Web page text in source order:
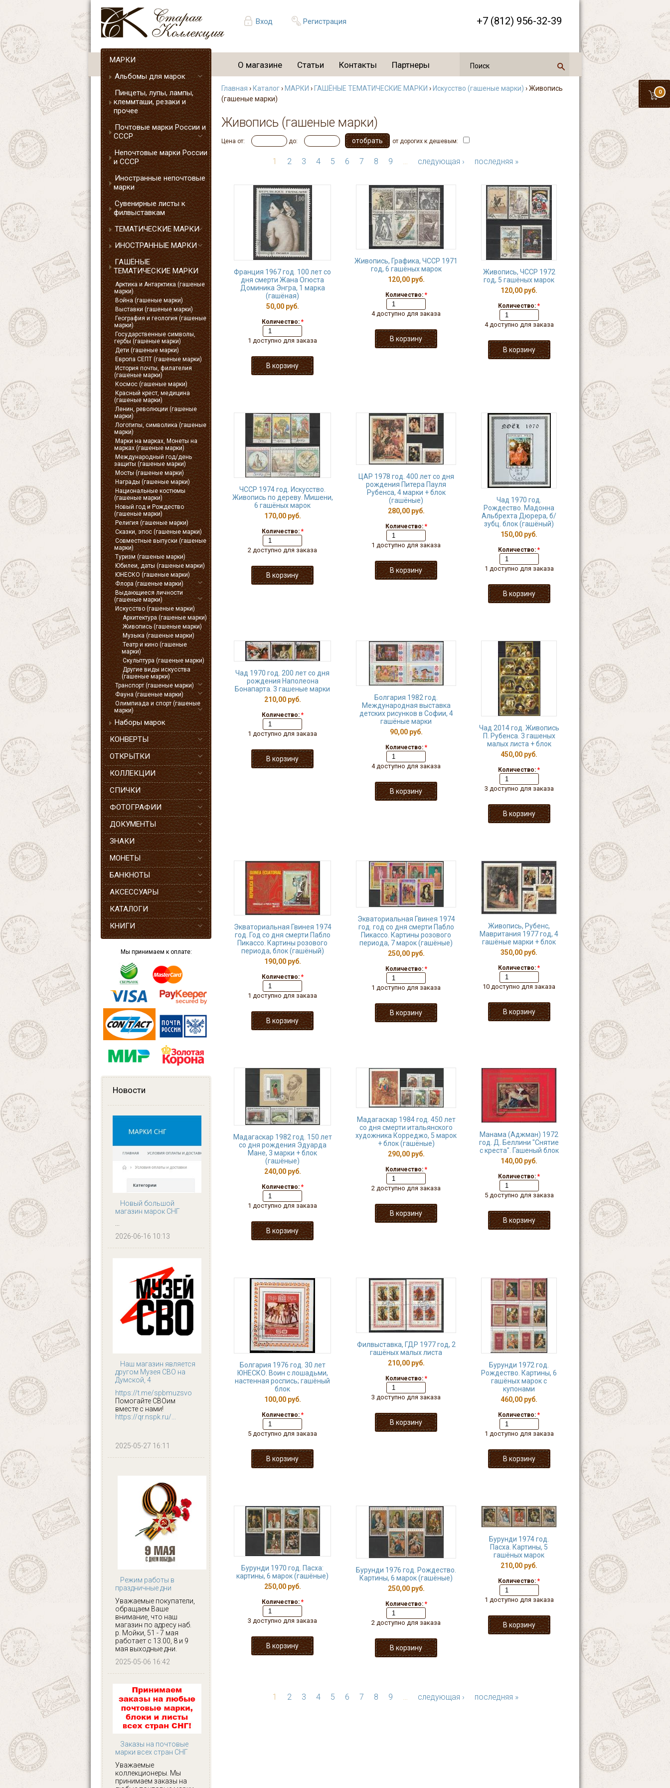
Вход Регистрация +7 (812) 956-32-39
0
О магазине Статьи Контакты Партнеры
МАРКИ
Альбомы для марок
Пинцеты, лупы, лампы,
клеммташи, резаки и
прочее
Почтовые марки России и
СССР
Непочтовые марки России
и СССР
Иностранные непочтовые
марки
Сувенирные листы к
филвыставкам
ТЕМАТИЧЕСКИЕ МАРКИ
ИНОСТРАННЫЕ МАРКИ
ГАШЁНЫЕ
ТЕМАТИЧЕСКИЕ МАРКИ
Арктика и Антарктика (гашеные
марки)
Война (гашеные марки)
Выставки (гашеные марки)
География и геология (гашеные
марки)
Государственные символы,
гербы (гашеные марки)
Дети (гашеные марки)
Европа СЕПТ (гашеные марки)
История почты, филателия
(гашеные марки)
Космос (гашеные марки)
Красный крест, медицина
(гашеные марки)
Ленин, революции (гашеные
марки)
Логотипы, символика (гашеные
марки)
Марки на марках, Монеты на
марках (гашеные марки)
Международный год/день
защиты (гашеные марки)
Мосты (гашеные марки)
Награды (гашеные марки)
Национальные костюмы
(гашеные марки)
Новый год и Рождество
(гашеные марки)
Религия (гашеные марки)
Сказки, эпос (гашеные марки)
Совместные выпуски (гашеные
марки)
Туризм (гашеные марки)
Юбилеи, даты (гашеные марки)
ЮНЕСКО (гашеные марки)
Флора (гашеные марки)
Выдающиеся личности
(гашеные марки)
Искусство (гашеные марки)
Архитектура (гашеные марки)
Живопись (гашеные марки)
Музыка (гашеные марки)
Театр и кино (гашеные
марки)
Скульптура (гашеные марки)
Другие виды искусства
(гашеные марки)
Транспорт (гашеные марки)
Фауна (гашеные марки)
Олимпиада и спорт (гашеные
марки)
Наборы марок
КОНВЕРТЫ
ОТКРЫТКИ
КОЛЛЕКЦИИ
СПИЧКИ
ФОТОГРАФИИ
ДОКУМЕНТЫ
ЗНАКИ
МОНЕТЫ
БАНКНОТЫ
АКСЕССУАРЫ
КАТАЛОГИ
КНИГИ
Мы принимаем к оплате:
Новости
Новый большой
магазин марок СНГ
...
2026-06-16 10:13
Наш магазин является
другом Музея СВО на
Думской, 4
https://t.me/spbmuzsvo
Помогайте СВОим
вместе с нами!
https://qr.nspk.ru/...
2025-05-27 16:11
Режим работы в
праздничные дни
Уважаемые покупатели,
обращаем Ваше
внимание, что наш
магазин по адресу наб.
р. Мойки, 51 - 7 мая
работает с 13.00, 8 и 9
мая выходные дни.
2025-05-06 16:42
Заказы на почтовые
марки всех стран СНГ
Уважаемые
коллекционеры. Мы
принимаем заказы на
Главная › Каталог› МАРКИ › ГАШЁНЫЕ ТЕМАТИЧЕСКИЕ МАРКИ › Искусство (гашеные марки) › Живопись
(гашеные марки)
Живопись (гашеные марки)
Цена от: до: от дорогих к дешевым:
1 2 3 4 5 6 7 8 9 … следующая › последняя »
Франция 1967 год. 100 лет со
дня смерти Жана Огюста
Доминика Энгра, 1 марка
(гашёная)
50,00 руб.
Количество: *
1 доступно для заказа
Живопись, Графика, ЧССР 1971
год, 6 гашёных марок
120,00 руб.
Количество: *
4 доступно для заказа
Живопись, ЧССР 1972
год, 5 гашёных марок
120,00 руб.
Количество: *
4 доступно для заказа
ЧССР 1974 год. Искусство.
Живопись по дереву. Мишени,
6 гашёных марок
170,00 руб.
Количество: *
2 доступно для заказа
ЦАР 1978 год. 400 лет со дня
рождения Питера Пауля
Рубенса, 4 марки + блок
(гашёные)
280,00 руб.
Количество: *
1 доступно для заказа
Чад 1970 год.
Рождество. Мадонна
Альбрехта Дюрера, б/
зубц. блок (гашёный)
150,00 руб.
Количество: *
1 доступно для заказа
Чад 1970 год. 200 лет со дня
рождения Наполеона
Бонапарта. 3 гашеные марки
210,00 руб.
Количество: *
1 доступно для заказа
Болгария 1982 год.
Международная выставка
детских рисунков в Софии, 4
гашёные марки
90,00 руб.
Количество: *
4 доступно для заказа
Чад 2014 год. Живопись
П. Рубенса. 3 гашеных
малых листа + блок
450,00 руб.
Количество: *
3 доступно для заказа
Экваториальная Гвинея 1974
год. Год со дня смерти Пабло
Пикассо. Картины розового
периода, блок (гашёный)
190,00 руб.
Количество: *
1 доступно для заказа
Экваториальная Гвинея 1974
год. год со дня смерти Пабло
Пикассо. Картины розового
периода, 7 марок (гашёные)
250,00 руб.
Количество: *
1 доступно для заказа
Живопись, Рубенс,
Мавритания 1977 год, 4
гашёные марки + блок
350,00 руб.
Количество: *
10 доступно для заказа
Мадагаскар 1982 год. 150 лет
со дня рождения Эдуарда
Мане, 3 марки + блок
(гашёные)
240,00 руб.
Количество: *
1 доступно для заказа
Мадагаскар 1984 год. 450 лет
со дня смерти итальянского
художника Корреджо, 5 марок
+ блок (гашёные)
290,00 руб.
Количество: *
2 доступно для заказа
Манама (Аджман) 1972
год. Д. Беллини "Снятие
с креста". Гашеный блок
140,00 руб.
Количество: *
5 доступно для заказа
Болгария 1976 год. 30 лет
ЮНЕСКО. Воин с лошадьми,
настенная роспись; гашёный
блок
100,00 руб.
Количество: *
5 доступно для заказа
Филвыставка, ГДР 1977 год, 2
гашёных малых листа
210,00 руб.
Количество: *
3 доступно для заказа
Бурунди 1972 год.
Рождество. Картины, 6
гашёных марок с
купонами
460,00 руб.
Количество: *
1 доступно для заказа
Бурунди 1970 год. Пасха:
картины, 6 марок (гашёные)
250,00 руб.
Количество: *
3 доступно для заказа
Бурунди 1976 год. Рождество.
Картины, 6 марок (гашёные)
250,00 руб.
Количество: *
2 доступно для заказа
Бурунди 1974 год.
Пасха. Картины, 5
гашёных марок
210,00 руб.
Количество: *
1 доступно для заказа
1 2 3 4 5 6 7 8 9 … следующая › последняя »